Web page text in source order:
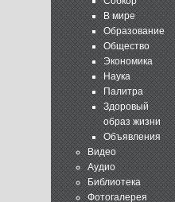
В мире
Образование
Общество
Экономика
Наука
Палитра
Здоровый
образ жизни
Объявления
Видео
Аудио
Библиотека
Фотогалерея